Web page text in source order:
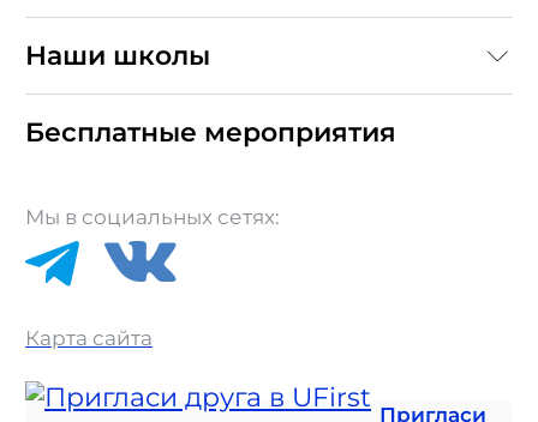
Наши школы
Бесплатные мероприятия
Мы в социальных сетях:
Карта сайта
Пригласи